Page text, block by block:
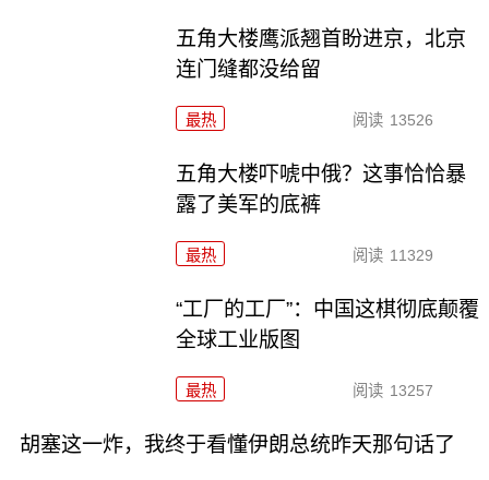
五角大楼鹰派翘首盼进京，北京
连门缝都没给留
最热 阅读 13526
五角大楼吓唬中俄？这事恰恰暴
露了美军的底裤
最热 阅读 11329
“工厂的工厂”：中国这棋彻底颠覆
全球工业版图
最热 阅读 13257
胡塞这一炸，我终于看懂伊朗总统昨天那句话了